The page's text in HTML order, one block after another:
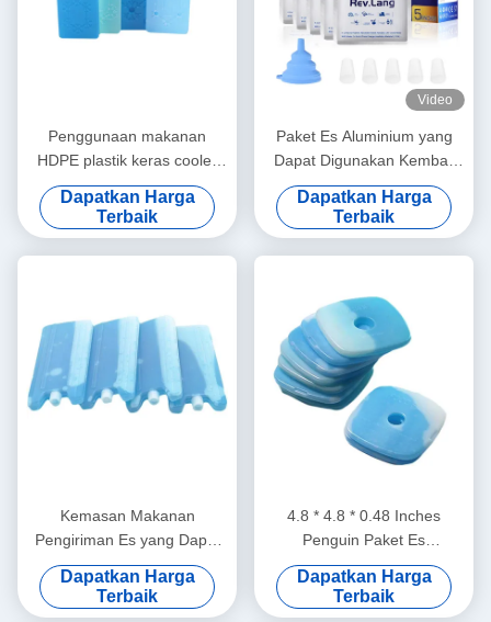
Penggunaan makanan
HDPE plastik keras cooler
cooler gel pack ice pack
untuk tas makan siang
Dapatkan Harga
Terbaik
Video
Paket Es Aluminium yang
Dapat Digunakan Kembali
untuk Pendingin
Dapatkan Harga
Terbaik
Kemasan Makanan
Pengiriman Es yang Dapat
Dibungkus Jenis Termal
Ukuran 16.5x9x1.8cm
Dapatkan Harga
Terbaik
4.8 * 4.8 * 0.48 Inches
Penguin Paket Es
Pendinginan SAP Liquild
Sertifikat CPSIA
Dapatkan Harga
Terbaik